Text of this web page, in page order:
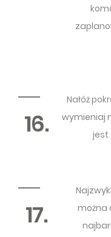
16.
Nałóż
wymieniaj
jest
17.
można